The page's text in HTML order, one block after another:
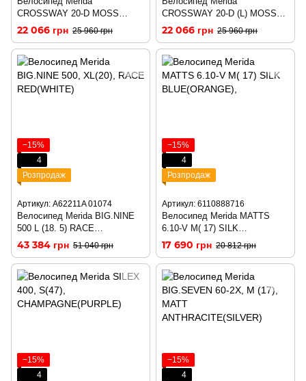
CROSSWAY 20-D MOSS
GREEN(SILVER-
GREEN/BLACK) рама S-M
22 066 грн 25 960 грн
CROSSWAY 20-D (L) MOSS
GREEN(SILVER-
GREEN/BLACK)
22 066 грн 25 960 грн
−15%
4
Розпродаж
Артикул: A62211A 01074
Велосипед Merida BIG.NINE
500 L (18. 5) RACE
RED(WHITE)
43 384 грн 51 040 грн
−15%
4
Розпродаж
Артикул: 6110888716
Велосипед Merida MATTS
6.10-V M( 17) SILK
BLUE(ORANGE),
17 690 грн 20 812 грн
−15%
4
−15%
4